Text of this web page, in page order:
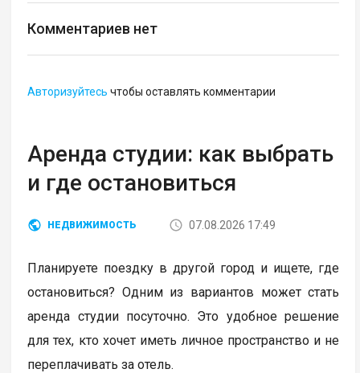
Комментариев нет
Авторизуйтесь чтобы оставлять комментарии
Аренда студии: как выбрать
и где остановиться
НЕДВИЖИМОСТЬ 07.08.2026 17:49
Планируете поездку в другой город и ищете, где
остановиться? Одним из вариантов может стать
аренда студии посуточно. Это удобное решение
для тех, кто хочет иметь личное пространство и не
переплачивать за отель.